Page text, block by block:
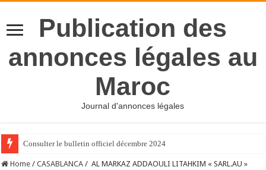
Publication des
annonces légales au
Maroc
Journal d'annonces légales
Consulter le bulletin officiel décembre 2024
Home / CASABLANCA / AL MARKAZ ADDAOULI LITAHKIM « SARL.AU »